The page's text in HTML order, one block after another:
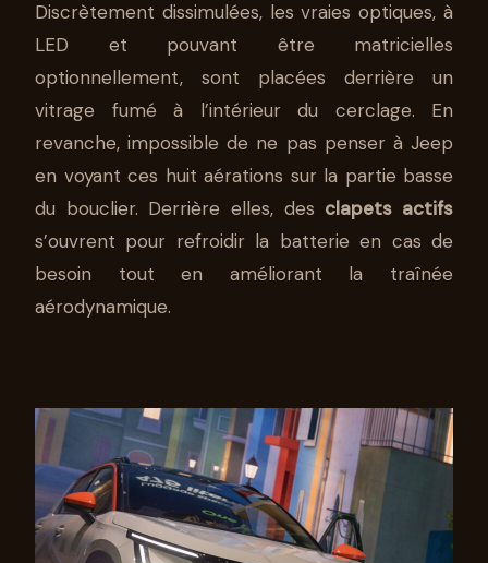
Discrètement dissimulées, les vraies optiques, à
LED et pouvant être matricielles
optionnellement, sont placées derrière un
vitrage fumé à l’intérieur du cerclage. En
revanche, impossible de ne pas penser à Jeep
en voyant ces huit aérations sur la partie basse
du bouclier. Derrière elles, des clapets actifs
s’ouvrent pour refroidir la batterie en cas de
besoin tout en améliorant la traînée
aérodynamique.